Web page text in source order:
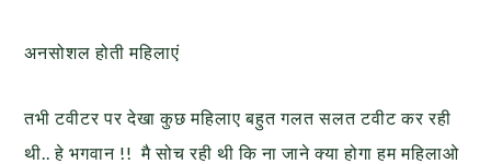
अनसोशल होती महिलाएं
तभी टवीटर पर देखा कुछ महिलाए बहुत गलत सलत टवीट कर रही
थी.. हे भगवान !! मै सोच रही थी कि ना जाने क्या होगा हम महिलाओ